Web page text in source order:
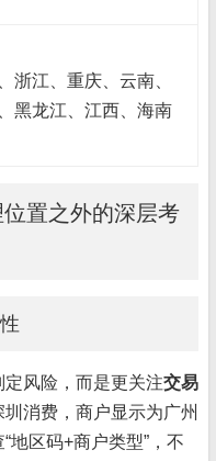
浙江、重庆、云南、
黑龙江、江西、海南
置之外的深层考
风险，而是更关注交易
消费，商户显示为广州
地区码+商户类型”，不